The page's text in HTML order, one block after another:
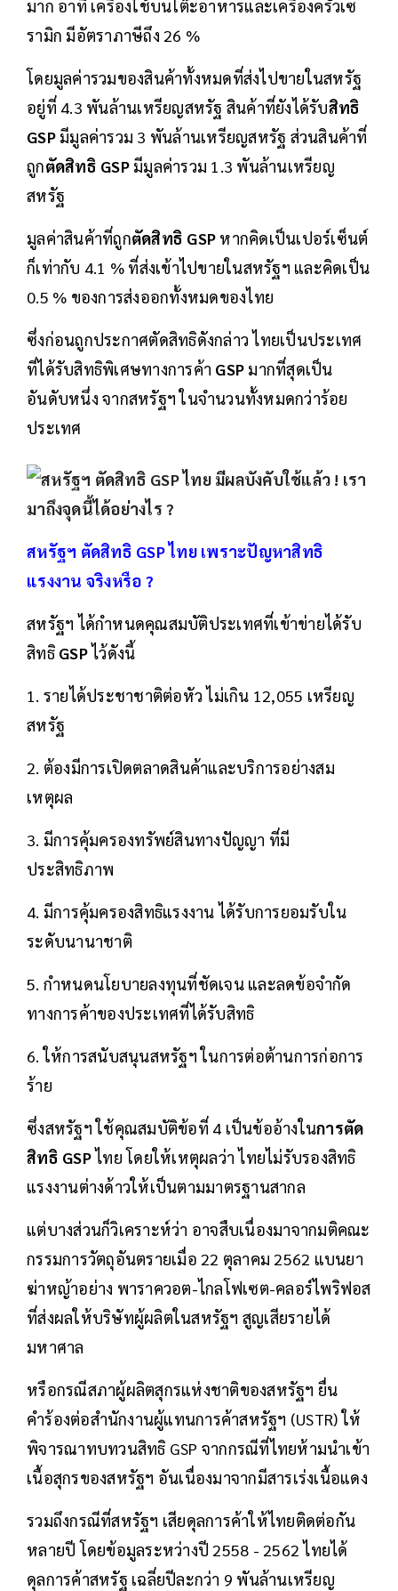
มาก อาทิ เครื่องใช้บนโต๊ะอาหารและเครื่องครัวเซ
รามิก มีอัตราภาษีถึง 26 %
โดยมูลค่ารวมของสินค้าทั้งหมดที่ส่งไปขายในสหรัฐ
อยู่ที่ 4.3 พันล้านเหรียญสหรัฐ สินค้าที่ยังได้รับสิทธิ
GSPมีมูลค่ารวม 3 พันล้านเหรียญสหรัฐ ส่วนสินค้าที่
ถูกตัดสิทธิ GSPมีมูลค่ารวม 1.3 พันล้านเหรียญ
สหรัฐ
มูลค่าสินค้าที่ถูกตัดสิทธิ GSP หากคิดเป็นเปอร์เซ็นต์
ก็เท่ากับ 4.1 % ที่ส่งเข้าไปขายในสหรัฐฯ และคิดเป็น
0.5 % ของการส่งออกทั้งหมดของไทย
ซึ่งก่อนถูกประกาศตัดสิทธิดังกล่าว ไทยเป็นประเทศ
ที่ได้รับสิทธิพิเศษทางการค้า GSP มากที่สุดเป็น
อันดับหนึ่ง จากสหรัฐฯ ในจำนวนทั้งหมดกว่าร้อย
ประเทศ
สหรัฐฯ ตัดสิทธิ GSP ไทย เพราะปัญหาสิทธิ
แรงงาน จริงหรือ ?
สหรัฐฯ ได้กำหนดคุณสมบัติประเทศที่เข้าข่ายได้รับ
สิทธิ GSPไว้ดังนี้
1. รายได้ประชาชาติต่อหัว ไม่เกิน 12,055 เหรียญ
สหรัฐ
2. ต้องมีการเปิดตลาดสินค้าและบริการอย่างสม
เหตุผล
3. มีการคุ้มครองทรัพย์สินทางปัญญา ที่มี
ประสิทธิภาพ
4. มีการคุ้มครองสิทธิแรงงาน ได้รับการยอมรับใน
ระดับนานาชาติ
5. กำหนดนโยบายลงทุนที่ชัดเจน และลดข้อจำกัด
ทางการค้าของประเทศที่ได้รับสิทธิ
6. ให้การสนับสนุนสหรัฐฯ ในการต่อต้านการก่อการ
ร้าย
ซึ่งสหรัฐฯ ใช้คุณสมบัติข้อที่ 4 เป็นข้ออ้างในการตัด
สิทธิ GSPไทย โดยให้เหตุผลว่า ไทยไม่รับรองสิทธิ
แรงงานต่างด้าวให้เป็นตามมาตรฐานสากล
แต่บางส่วนก็วิเคราะห์ว่า อาจสืบเนื่องมาจากมติคณะ
กรรมการวัตถุอันตรายเมื่อ 22 ตุลาคม 2562 แบนยา
ฆ่าหญ้าอย่าง พาราควอต-ไกลโฟเซต-คลอร์ไพริฟอส
ที่ส่งผลให้บริษัทผู้ผลิตในสหรัฐฯ สูญเสียรายได้
มหาศาล
หรือกรณีสภาผู้ผลิตสุกรแห่งชาติของสหรัฐฯ ยื่น
คำร้องต่อสำนักงานผู้แทนการค้าสหรัฐฯ (USTR) ให้
พิจารณาทบทวนสิทธิ GSP จากกรณีที่ไทยห้ามนำเข้า
เนื้อสุกรของสหรัฐฯ อันเนื่องมาจากมีสารเร่งเนื้อแดง
รวมถึงกรณีที่สหรัฐฯ เสียดุลการค้าให้ไทยติดต่อกัน
หลายปี โดยข้อมูลระหว่างปี 2558 - 2562 ไทยได้
ดุลการค้าสหรัฐ เฉลี่ยปีละกว่า 9 พันล้านเหรียญ